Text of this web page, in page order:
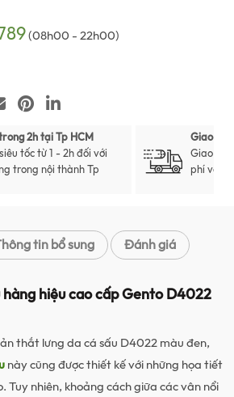
(08h00 - 22h00)
2h tại Tp HCM
tốc từ 1 - 2h đối với
trong nội thành Tp
Giao
Giao
phí với
tin bổ sung Đánh giá
hiệu cao cấp Gento D4022
thắt lưng da cá sấu D4022 màu đen,
này cũng được thiết kế với những họa tiết
Tuy nhiên, khoảng cách giữa các vân nổi